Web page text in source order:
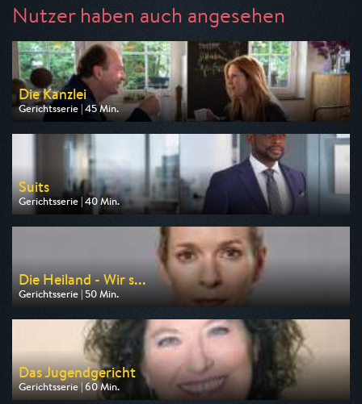
Nutzer haben auch angesehen
Die Kanzlei
Gerichtsserie | 45 Min.
Ausgestrahlt von ARD
am 11.08.2026, 20:15
Suits
Gerichtsserie | 40 Min.
Ausgestrahlt von ZDF neo
am 07.08.2026, 17:10
Die Heiland - Wir s...
Gerichtsserie | 50 Min.
Ausgestrahlt von MDR
am 08.08.2026, 11:10
Das Jugendgericht
Gerichtsserie | 60 Min.
Ausgestrahlt von RTLup